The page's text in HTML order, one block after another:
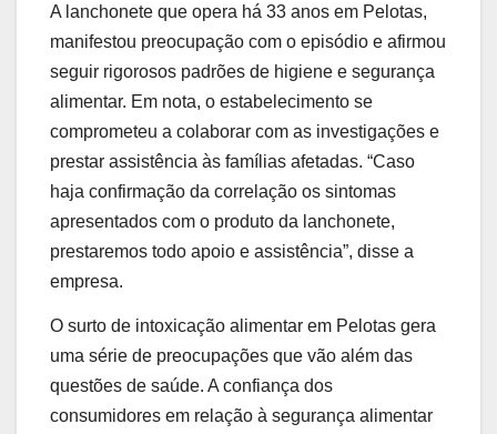
A lanchonete que opera há 33 anos em Pelotas,
manifestou preocupação com o episódio e afirmou
seguir rigorosos padrões de higiene e segurança
alimentar. Em nota, o estabelecimento se
comprometeu a colaborar com as investigações e
prestar assistência às famílias afetadas. “Caso
haja confirmação da correlação os sintomas
apresentados com o produto da lanchonete,
prestaremos todo apoio e assistência”, disse a
empresa.
O surto de intoxicação alimentar em Pelotas gera
uma série de preocupações que vão além das
questões de saúde. A confiança dos
consumidores em relação à segurança alimentar